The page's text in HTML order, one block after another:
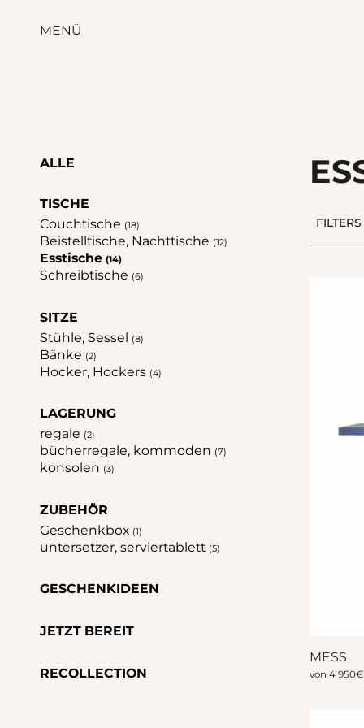
MENÜ
ALLE
TISCHE
Couchtische (18)
Beistelltische, Nachttische (12)
Esstische(14)
Schreibtische (6)
SITZE
Stühle, Sessel (8)
Bänke (2)
Hocker, Hockers (4)
LAGERUNG
regale (2)
bücherregale, kommoden (7)
konsolen (3)
ZUBEHÖR
Geschenkbox (1)
untersetzer, serviertablett (5)
GESCHENKIDEEN
JETZT BEREIT
RECOLLECTION
FILTERS
MESS
von4 950€